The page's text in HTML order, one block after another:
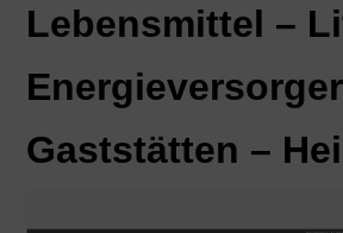
Lebensmittel –
Gaststätten –